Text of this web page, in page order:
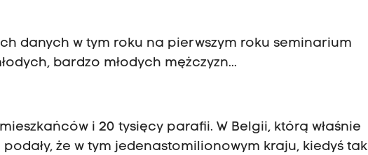
danych w tym roku na pierwszym roku seminarium
bardzo młodych mężczyzn...
i 20 tysięcy parafii. W Belgii, którą właśnie
że w tym jedenastomilionowym kraju, kiedyś tak